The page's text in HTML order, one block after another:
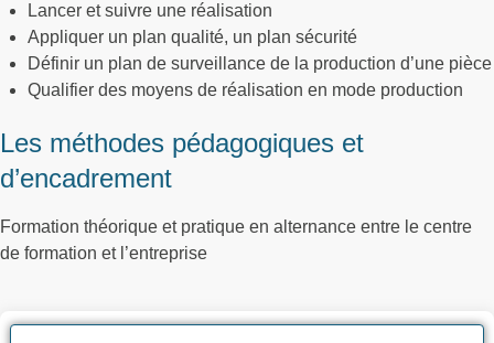
Lancer et suivre une réalisation
Appliquer un plan qualité, un plan sécurité
Définir un plan de surveillance de la production d’une pièce
Qualifier des moyens de réalisation en mode production
Les méthodes pédagogiques et
d’encadrement
Formation théorique et pratique en alternance entre le centre
de formation et l’entreprise